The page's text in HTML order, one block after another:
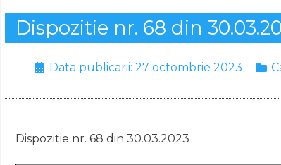
Dispozitie nr. 68 din
Data publicarii: 27 octombrie 2023
Dispozitie nr. 68 din 30.03.2023